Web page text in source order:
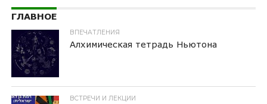
ГЛАВНОЕ
ВПЕЧАТЛЕНИЯ
Алхимическая тетрадь Ньютона
ВСТРЕЧИ И ЛЕКЦИИ